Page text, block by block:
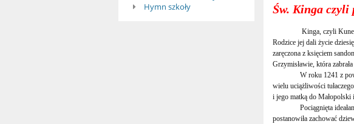
Hymn szkoły
Św. Kinga czyli
Kinga, czyli
Rodzice jej dali życie
zaręczona z księciem
Grzymisławie, która
W roku 1241 z powodu
wielu uciążliwości
i jego matką do
Pociągnięta ideałami
postanowiła zachować